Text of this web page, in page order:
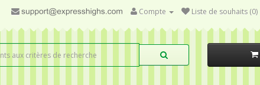
Compte Liste de souhaits (0)